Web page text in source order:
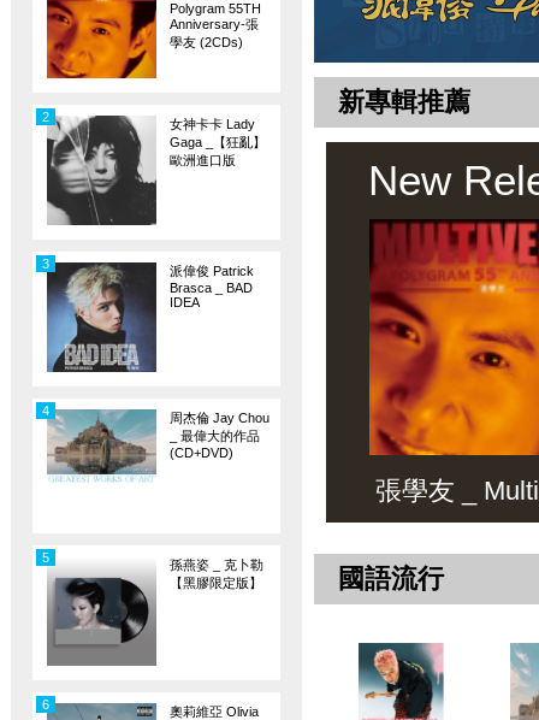
Polygram 55TH
Anniversary-張
學友 (2CDs)
女神卡卡 Lady
Gaga _【狂亂】
歐洲進口版
2
派偉俊 Patrick
Brasca _ BAD
IDEA
3
周杰倫 Jay Chou
_ 最偉大的作品
(CD+DVD)
4
孫燕姿 _ 克卜勒
【黑膠限定版】
5
奧莉維亞 Olivia
6
新專輯推薦
New
張學友 _
國語流行